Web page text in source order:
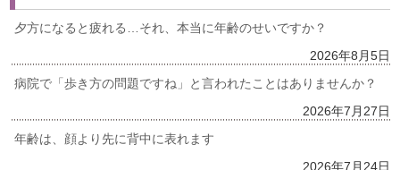
夕方になると疲れる…それ、本当に年齢のせいですか？
2026年8月5日
病院で「歩き方の問題ですね」と言われたことはありませんか？
2026年7月27日
年齢は、顔より先に背中に表れます
2026年7月24日